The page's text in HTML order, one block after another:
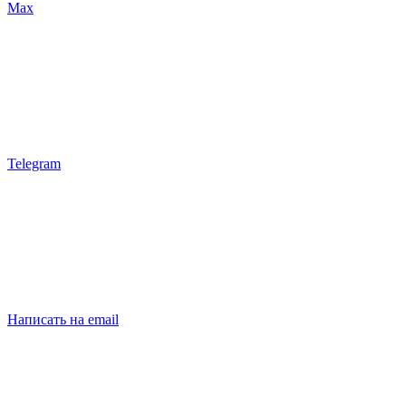
Max
Telegram
Написать на email